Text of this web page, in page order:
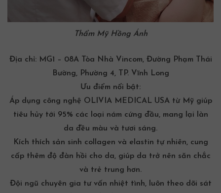
Thẩm Mỹ Hồng Ánh
Địa chỉ:MG1 – 08A Tòa Nhà Vincom, Đường Phạm Thái
Bường, Phường 4, TP. Vĩnh Long
Ưu điểm nổi bật:
Áp dụng công nghệ OLIVIA MEDICAL USA từ Mỹ giúp
tiêu hủy tới 95% các loại nám cứng đầu, mang lại làn
da đều màu và tươi sáng.
Kích thích sản sinh collagen và elastin tự nhiên, cung
cấp thêm độ đàn hồi cho da, giúp da trở nên săn chắc
và trẻ trung hơn.
Đội ngũ chuyên gia tư vấn nhiệt tình, luôn theo dõi sát